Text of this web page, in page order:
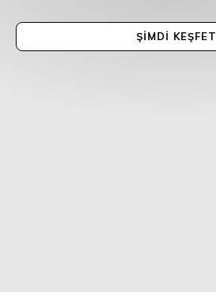
ŞIMDI KEŞFET